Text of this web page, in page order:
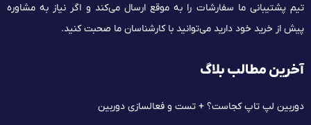
تیم پشتیبانی ما سفارشات را به موقع ارسال می‌کند و اگر نیاز به مشاوره
پیش از خرید خود دارید می‌توانید با کارشناسان ما صحبت کنید.
آخرین مطالب بلاگ
دوربین لپ تاپ کجاست؟ + تست و فعالسازی دوربین